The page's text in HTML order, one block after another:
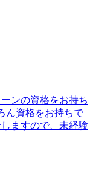
ンの資格をお持ち
ん資格をお持ちで
ますので、未経験